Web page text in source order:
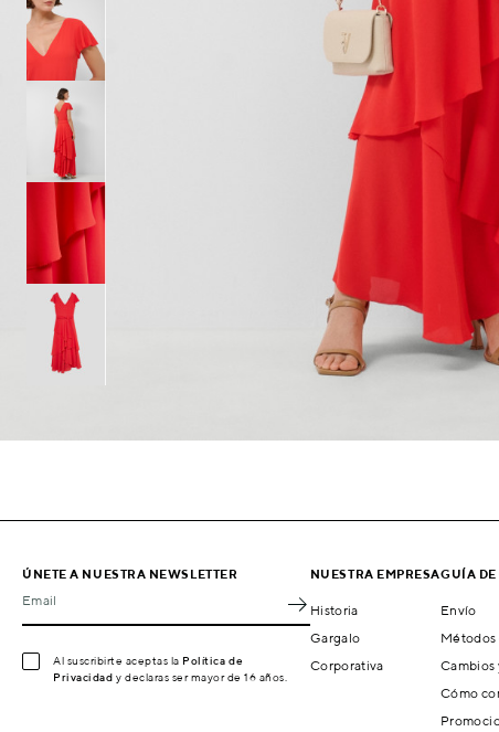
ÚNETE A NUESTRA NEWSLETTER
Email
Al suscribirte aceptas la Política de
Privacidad y declaras ser mayor de 16 años.
NUESTRA EMPRESA
Historia
Gargalo
Corporativa
GUÍA DE
Envío
Métodos
Cómo